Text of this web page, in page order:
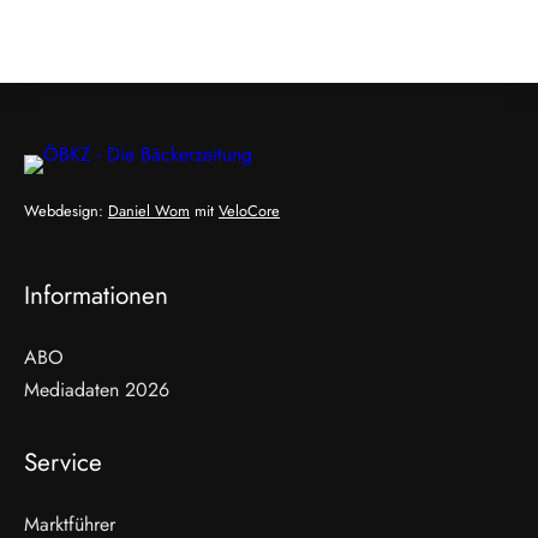
Webdesign: Daniel Wom mit VeloCore
Informationen
ABO
Mediadaten 2026
Service
Marktführer